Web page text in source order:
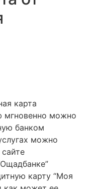
карта
мгновенно можно
банком
можно
карту “Моя